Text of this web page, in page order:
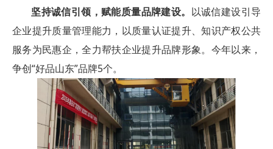
坚持诚信引领，赋能质量品牌建设。 以诚信建设引导
企业提升质量管理能力，以质量认证提升、知识产权公共
服务为民惠企，全力帮扶企业提升品牌形象。今年以来，
争创“好品山东”品牌5个。